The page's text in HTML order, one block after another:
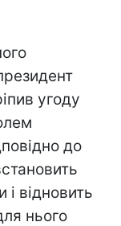
угоду
до
і відновить
нього